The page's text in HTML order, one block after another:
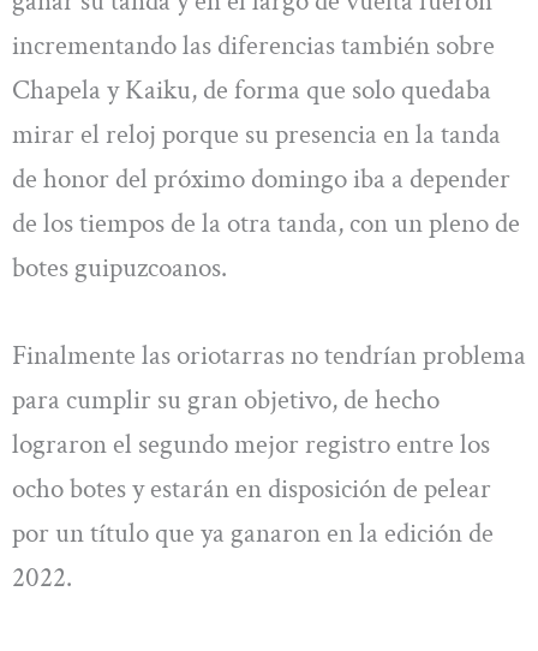
incrementando las diferencias también sobre
Chapela y Kaiku, de forma que solo quedaba
mirar el reloj porque su presencia en la tanda
de honor del próximo domingo iba a depender
de los tiempos de la otra tanda, con un pleno de
botes guipuzcoanos.
Finalmente las oriotarras no tendrían problema
para cumplir su gran objetivo, de hecho
lograron el segundo mejor registro entre los
ocho botes y estarán en disposición de pelear
por un título que ya ganaron en la edición de
2022.